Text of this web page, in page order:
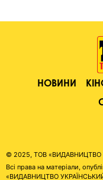
НОВИНИ
© 2025, ТОВ «ВИДАВНИЦТВО
Всі права на матеріали,
«ВИДАВНИЦТВО